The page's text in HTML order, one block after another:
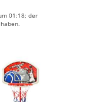
01:18; der